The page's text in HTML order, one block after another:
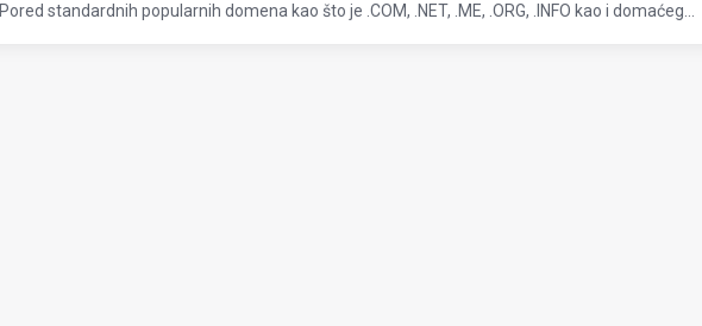
Pored standardnih popularnih domena kao što je .COM, .NET, .ME, .ORG, .INFO kao i domaćeg...